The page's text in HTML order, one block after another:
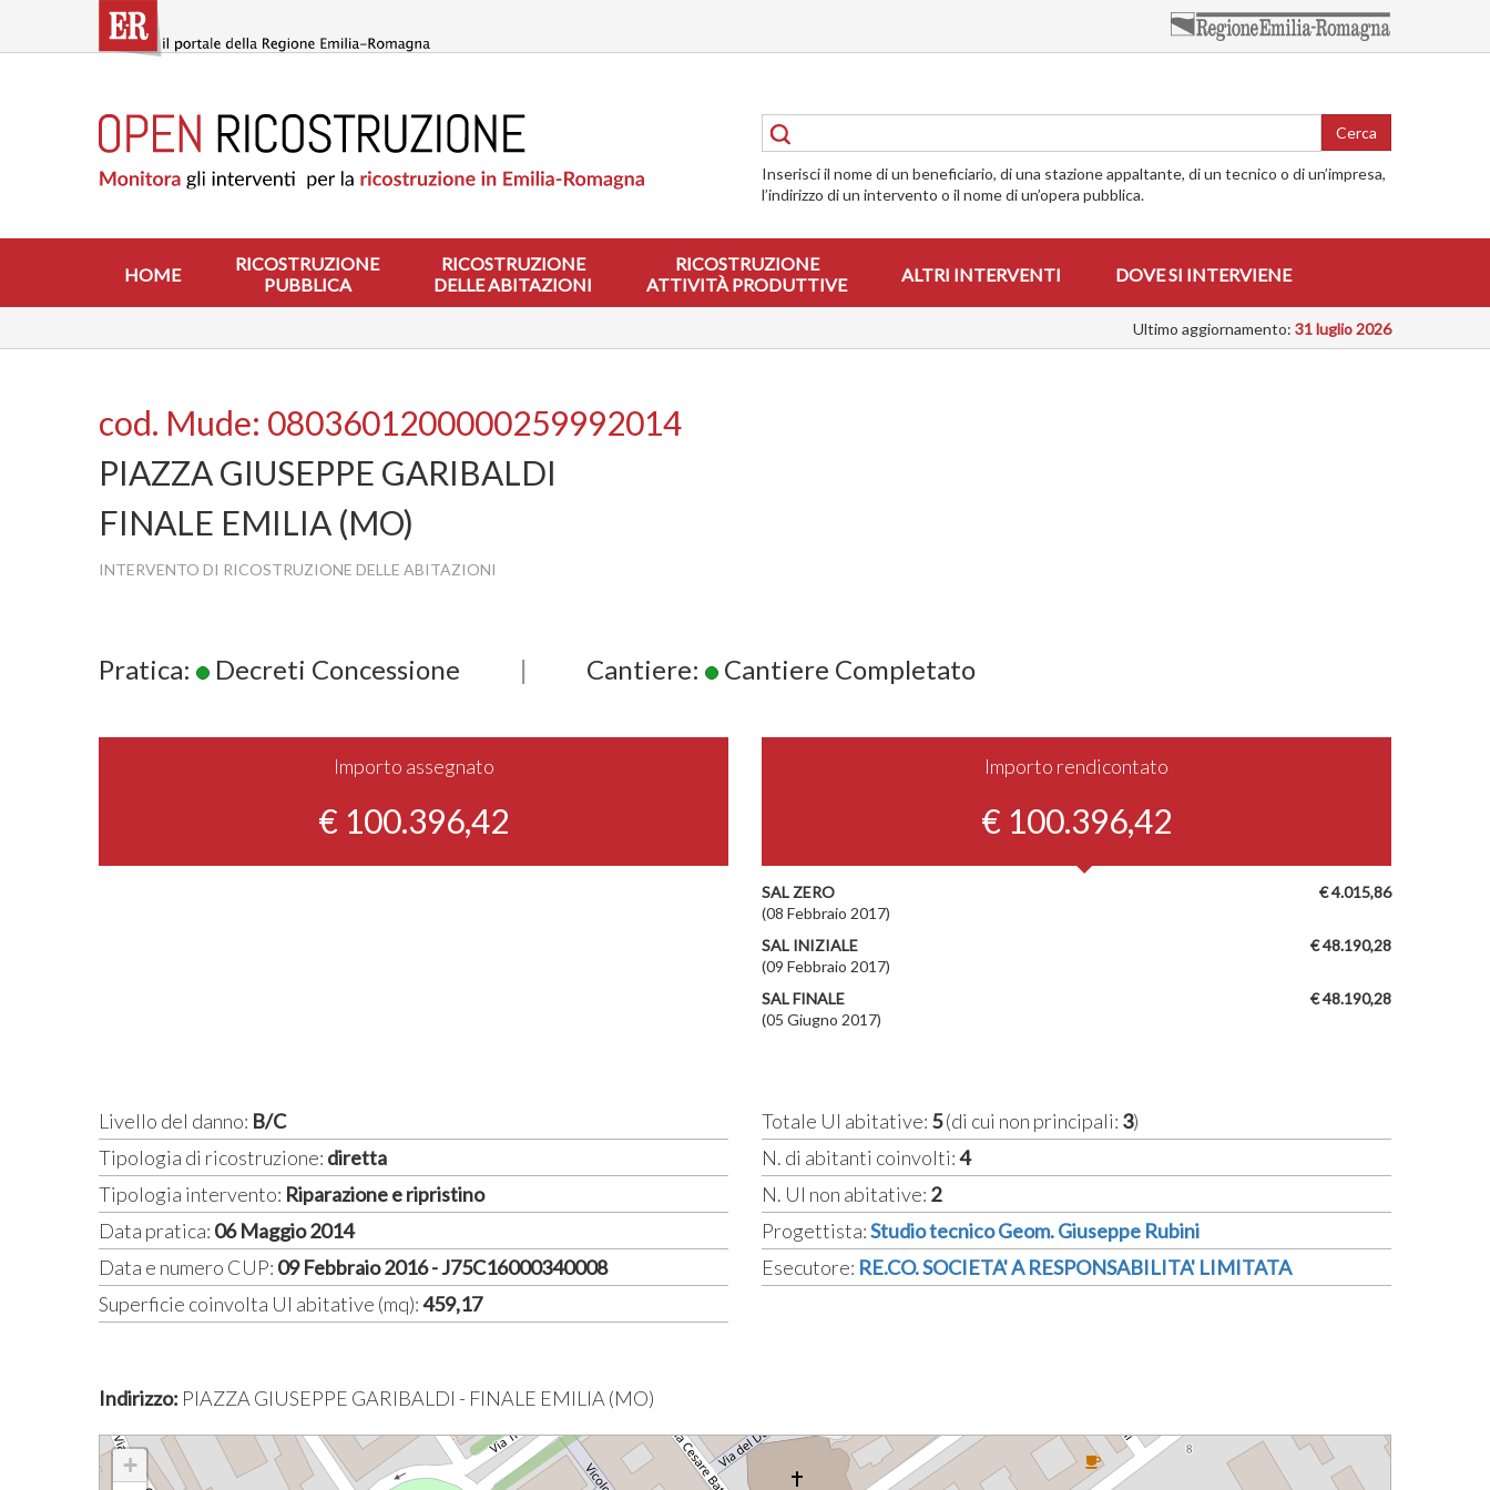
contenuto
RICOSTRUZIONE
PUBBLICA
ABITAZIONI
RICOSTRUZIONE
ATTIVITÀ
INTERVIENE
Cerca
Inserisci il nome di un beneficiario, di una stazione appaltante, di un tecnico o di un’impresa,
l’indirizzo di un intervento o il nome di un’opera pubblica.
HOME
RICOSTRUZIONE
PUBBLICA
RICOSTRUZIONE
DELLE ABITAZIONI
RICOSTRUZIONE
ATTIVITÀ PRODUTTIVE
ALTRI INTERVENTI DOVE SI INTERVIENE
Ultimo aggiornamento: 31 luglio 2026
cod. Mude: 0803601200000259992014
PIAZZA GIUSEPPE GARIBALDI
FINALE EMILIA (MO)
INTERVENTO DI RICOSTRUZIONE DELLE ABITAZIONI
Pratica: Decreti Concessione | Cantiere: Cantiere Completato
Importo assegnato
€ 100.396,42
Importo rendicontato
€ 100.396,42
€ 4.015,86
SAL ZERO
(08 Febbraio 2017)
€ 48.190,28
SAL INIZIALE
(09 Febbraio 2017)
€ 48.190,28
SAL FINALE
(05 Giugno 2017)
Livello del danno: B/C
Tipologia di ricostruzione: diretta
Tipologia intervento: Riparazione e ripristino
Data pratica: 06 Maggio 2014
Data e numero CUP: 09 Febbraio 2016 - J75C16000340008
Superficie coinvolta UI abitative (mq):459,17
Totale UI abitative: 5(di cui non principali: 3)
N. di abitanti coinvolti:4
N. UI non abitative: 2
Progettista:Studio tecnico Geom. Giuseppe Rubini
Esecutore: RE.CO. SOCIETA' A RESPONSABILITA' LIMITATA
Indirizzo: PIAZZA GIUSEPPE GARIBALDI - FINALE EMILIA (MO)
+